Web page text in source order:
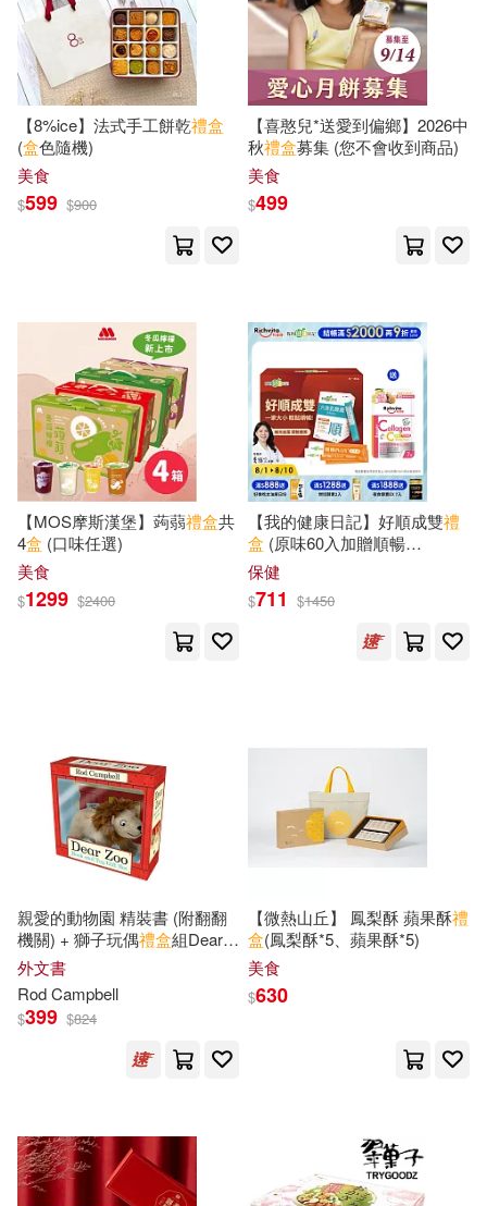
卡蜜‧畢格勒(1) 吳冉冉(1)
呦呦童(1)
嗶哩嗶哩（bilibili）(1)
嘉良傳媒編(1) 國圖創新(1)
塞得里克．哈瑪迪耶(1)
夏達(1) 多香山みれ(1)
大坤編輯部(1)
大韓教科書出版社(1)
天下雜誌編輯(1) 孫允謨(1)
宋淑娟（Jane）(1)
小倉千紘(1)
山西灌木文化傳媒有限公司(1)
川望舒，舊少年，思思，吉加，烏
幼兒畫報圖書編輯部(1)
中國青年出版社(1)
中央廣播電視大學出版社(1)
佳譽國際(1) 利陽時代(1)
創意手文化(1)
北京圖書館出版社(1)
台灣東販(1)
台視文化(1)
啟動文化(1) 噴泉文化館(1)
國際學村(1) 國際少年村(1)
大坤(1)
字畝文化(1)
【8%ice】法式手工餅乾禮盒
(盒色隨機)
美食
$599 $900
【喜憨兒*送愛到偏鄉】2026中
秋禮盒募集 (您不會收到商品)
美食
$499
【MOS摩斯漢堡】蒟蒻禮盒共
4盒 (口味任選)
美食
$1299 $2400
【我的健康日記】好順成雙禮
盒 (原味60入加贈順暢
PLUS+益生菌3入
保健
$711 $1450
親愛的動物園 精裝書 (附翻翻
機關) + 獅子玩偶禮盒組Dear
Zoo Book and Toy Gift Set
外文書
Rod Campbell
$399 $824
【微熱山丘】 鳳梨酥 蘋果酥禮
盒(鳳梨酥*5、蘋果酥*5)
美食
$630